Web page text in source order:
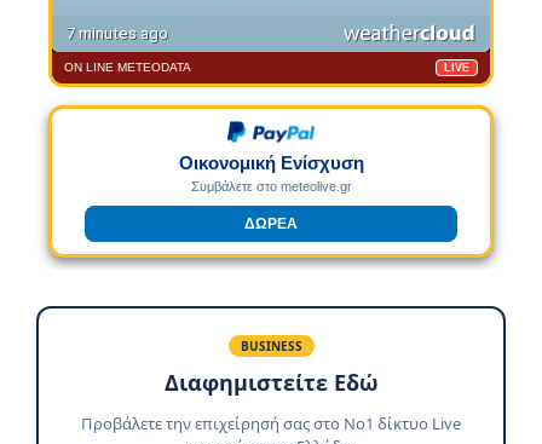
ON LINE METEODATA LIVE
Οικονομική Ενίσχυση
Συμβάλετε στο meteolive.gr
ΔΩΡΕΑ
BUSINESS
Διαφημιστείτε Εδώ
Προβάλετε την επιχείρησή σας στο No1 δίκτυο Live